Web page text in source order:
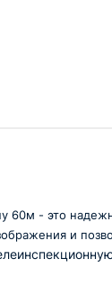
- это
и